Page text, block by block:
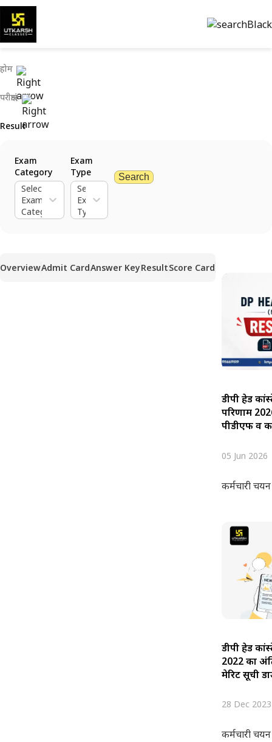
होम
परीक्षाएं
Result
Exam
Category
Select
Exam
Category
Exam
Type
Select
Exam
Type
Search
OverviewAdmit CardAnswer KeyResultScore Card
डीपी हेड
परिणाम
पीडीएफ
05 Jun 2026
कर्मचारी
डीपी हेड
2022 का
मेरिट सूची
28 Dec 2023
कर्मचारी